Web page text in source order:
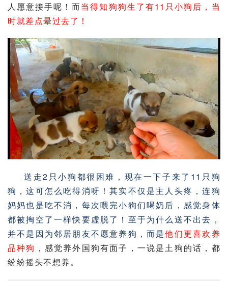
人愿意接手呢！而当得知狗狗生了有11只小狗后，当
时就差点晕过去了！
送走2只小狗都很困难，现在一下子来了11只狗
狗，这可怎么吃得消呀！其实不仅是主人头疼，连狗
妈妈也是吃不消，每次喂完小狗们喝奶后，感觉身体
都被掏空了一样快要虚脱了！至于为什么送不出去，
并不是因为邻居朋友不愿意养狗，而是他们更喜欢养
品种狗 ，感觉养外国狗有面子，一说是土狗的话，都
纷纷摇头不想养。